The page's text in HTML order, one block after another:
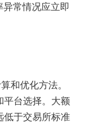
常情况应立即
和优化方法。
台选择。大额
低于交易所标准